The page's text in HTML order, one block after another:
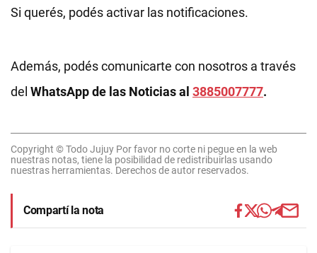
Si querés, podés activar las notificaciones.
Además, podés comunicarte con nosotros a través
del WhatsApp de las Noticias al 3885007777.
Copyright © Todo Jujuy Por favor no corte ni pegue en la web
nuestras notas, tiene la posibilidad de redistribuirlas usando
nuestras herramientas. Derechos de autor reservados.
Compartí la nota